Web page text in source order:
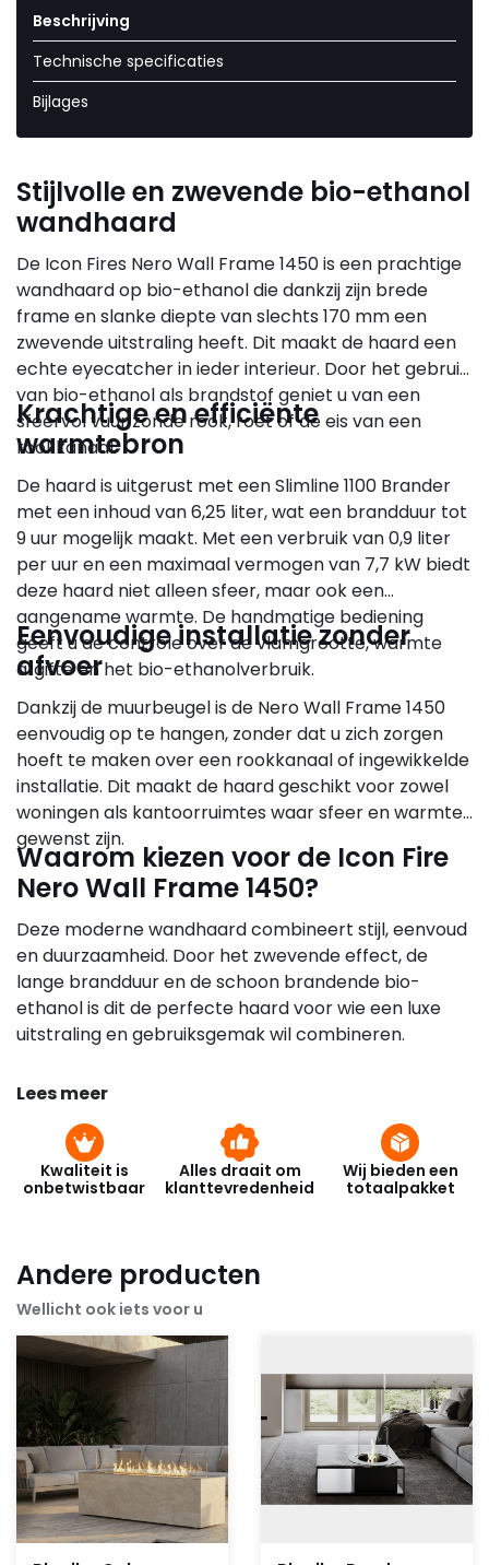
Beschrijving
Technische specificaties
Bijlages
Stijlvolle en zwevende bio-ethanol
wandhaard
De Icon Fires Nero Wall Frame 1450 is een prachtige
wandhaard op bio-ethanol die dankzij zijn brede
frame en slanke diepte van slechts 170 mm een
zwevende uitstraling heeft. Dit maakt de haard een
echte eyecatcher in ieder interieur. Door het gebruik
van bio-ethanol als brandstof geniet u van een
sfeervol vuur zonde rook, roet of de eis van een
rookkanaal.
Krachtige en efficiënte
warmtebron
De haard is uitgerust met een Slimline 1100 Brander
met een inhoud van 6,25 liter, wat een brandduur tot
9 uur mogelijk maakt. Met een verbruik van 0,9 liter
per uur en een maximaal vermogen van 7,7 kW biedt
deze haard niet alleen sfeer, maar ook een
aangename warmte. De handmatige bediening
geeft u de controle over de vlamgrootte, warmte
afgifte en het bio-ethanolverbruik.
Eenvoudige installatie zonder
afvoer
Dankzij de muurbeugel is de Nero Wall Frame 1450
eenvoudig op te hangen, zonder dat u zich zorgen
hoeft te maken over een rookkanaal of ingewikkelde
installatie. Dit maakt de haard geschikt voor zowel
woningen als kantoorruimtes waar sfeer en warmte
gewenst zijn.
Waarom kiezen voor de Icon Fire
Nero Wall Frame 1450?
Deze moderne wandhaard combineert stijl, eenvoud
en duurzaamheid. Door het zwevende effect, de
lange brandduur en de schoon brandende bio-
ethanol is dit de perfecte haard voor wie een luxe
uitstraling en gebruiksgemak wil combineren.
Lees meer
Kwaliteit is
onbetwistbaar
Alles draait om
klanttevredenheid
Wij bieden een
totaalpakket
Andere producten
Wellicht ook iets voor u